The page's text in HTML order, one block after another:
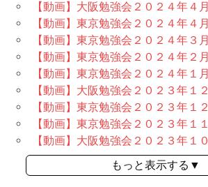
【動画】大阪勉強会２０２４年４月
【動画】東京勉強会２０２４年４月
【動画】東京勉強会２０２４年３月
【動画】東京勉強会２０２４年２月
【動画】東京勉強会２０２４年１月
【動画】大阪勉強会２０２３年１
【動画】東京勉強会２０２３年１
【動画】東京勉強会２０２３年１
【動画】大阪勉強会２０２３年１
もっと表示する▼